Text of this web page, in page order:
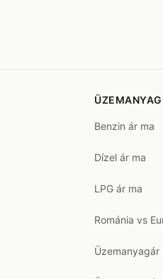
Benzin ár ma
Dízel ár ma
LPG ár ma
Románia vs
Üzemanyagár